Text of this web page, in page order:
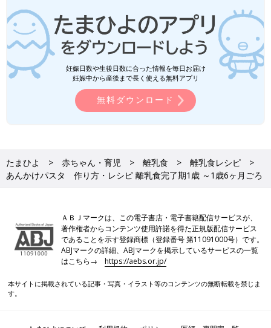
忙しいママ&パパのためのフリージング離乳食 (ベネッセ・ムッ
ク たまひよブックス)
いつから？進め方は？初期から完了期まで 食材・レシピも動画
で分かる きほんの離乳食
妊娠日数や生後日数に合った情報を毎日お届け
妊娠中から産後まで長く使える無料アプリ
無料ダウンロード
たまひよ 赤ちゃん・育児 離乳食
離乳食レシピ
あんかけパスタ 作り方・レシピ 離乳食完了期1歳 ～1歳6ヶ月ごろ
ＡＢＪマークは、この電子書店・電子書籍配信サービスが、
著作権者からコンテンツ使用許諾を得た正規版配信サービス
であることを示す登録商標（登録番号 第11091000号）です。
ABJマークの詳細、ABJマークを掲示しているサービスの一覧
はこちら→https://aebs.or.jp/
本サイトに掲載されている記事・写真・イラスト等のコンテンツの無断転載を禁じま
す。